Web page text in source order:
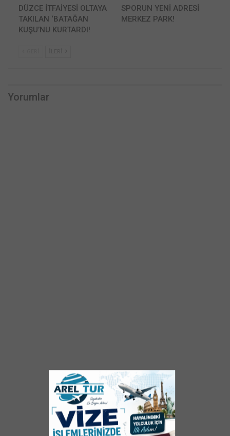
DÜZCE İTFAİYESİ OLTAYA
TAKILAN ‘BATAĞAN
KUŞU’NU KURTARDI!
SPORUN YENİ ADRESİ
MERKEZ PARK!
Yorumlar